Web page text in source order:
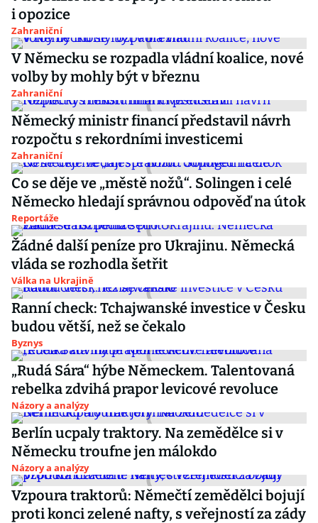
i opozice
Zahraniční
V Německu se rozpadla vládní koalice, nové
volby by mohly být v březnu
Zahraniční
Německý ministr financí představil návrh
rozpočtu s rekordními investicemi
Zahraniční
Co se děje ve „městě nožů“. Solingen i celé
Německo hledají správnou odpověď na útok
Reportáže
Žádné další peníze pro Ukrajinu. Německá
vláda se rozhodla šetřit
Válka na Ukrajině
Ranní check: Tchajwanské investice v Česku
budou větší, než se čekalo
Byznys
„Rudá Sára“ hýbe Německem. Talentovaná
rebelka zdvihá prapor levicové revoluce
Názory a analýzy
Berlín ucpaly traktory. Na zemědělce si v
Německu troufne jen málokdo
Názory a analýzy
Vzpoura traktorů: Němečtí zemědělci bojují
proti konci zelené nafty, s veřejností za zády